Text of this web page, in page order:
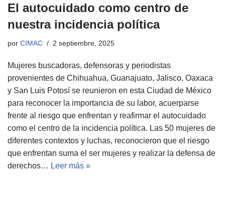
El autocuidado como centro de
nuestra incidencia política
por CIMAC 2 septiembre, 2025
Mujeres buscadoras, defensoras y periodistas
provenientes de Chihuahua, Guanajuato, Jalisco, Oaxaca
y San Luis Potosí se reunieron en esta Ciudad de México
para reconocer la importancia de su labor, acuerparse
frente al riesgo que enfrentan y reafirmar el autocuidado
como el centro de la incidencia política. Las 50 mujeres de
diferentes contextos y luchas, reconocieron que el riesgo
que enfrentan suma el ser mujeres y realizar la defensa de
derechos… Leer más »